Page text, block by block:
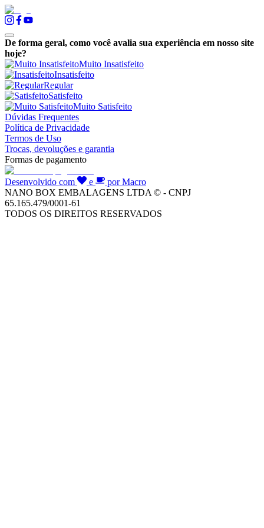
De forma geral, como você avalia sua experiência em nosso site
hoje?
Muito Insatisfeito
Insatisfeito
Regular
Satisfeito
Muito Satisfeito
Dúvidas Frequentes
Política de Privacidade
Termos de Uso
Trocas, devoluções e garantia
Formas de pagamento
Desenvolvido com e
por Macro
NANO BOX EMBALAGENS LTDA © - CNPJ
65.165.479/0001-61
TODOS OS DIREITOS RESERVADOS